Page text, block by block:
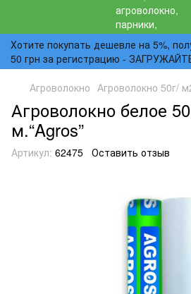
Хотите покупать дешевле на 5%,
50 грн за регистрацию -
Агроволокно Агроволокно 50г/
Агроволокно белое
м.“Agros”
Артикул: 62475 Оставить отзыв